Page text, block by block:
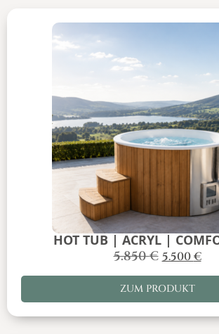
HOT TUB | ACRYL |
5.850€ 5.500€
ZUM PRODUKT